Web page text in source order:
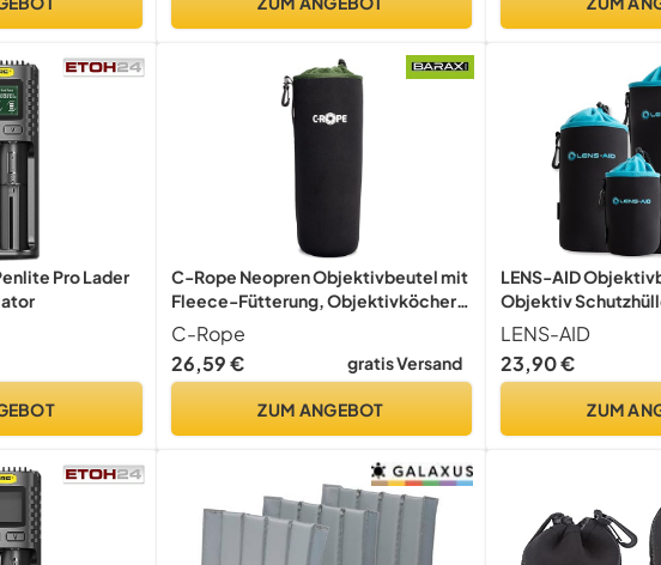
Käseplatte
Pro Lader
C-Rope Neopren Objektivbeutel mit
Fleece-Fütterung, Objektivköcher
für Objektive und Kamerazubehör,
Größe XXL
C-Rope
26,59 €
gratis Versand
ZUM ANGEBOT
LENS-AID
Objektiv
LENS-AID
23,90 €
ZUM